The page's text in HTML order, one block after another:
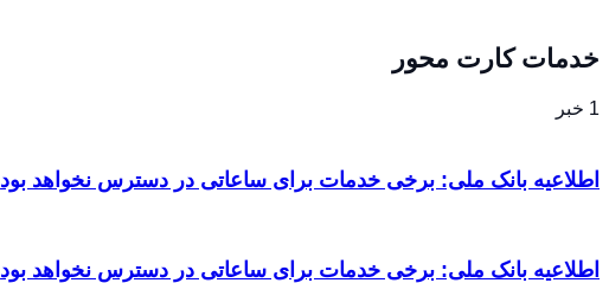
خدمات کارت محور
1 خبر
اطلاعیه بانک ملی: برخی خدمات برای ساعاتی در دسترس نخواهد بود
اطلاعیه بانک ملی: برخی خدمات برای ساعاتی در دسترس نخواهد بود